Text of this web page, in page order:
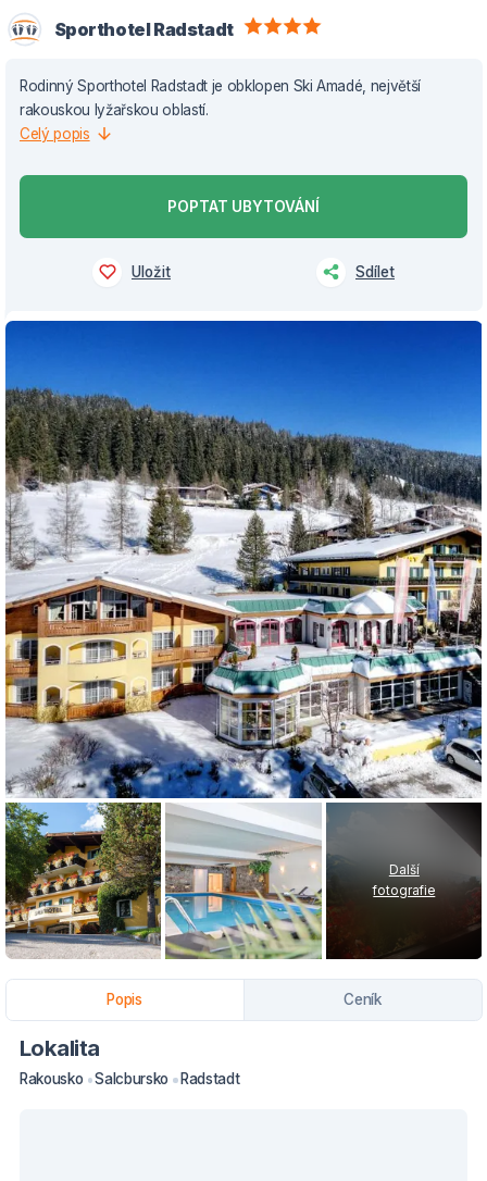
Sporthotel Radstadt
Rodinný Sporthotel Radstadt je obklopen Ski Amadé, největší
rakouskou lyžařskou oblastí.
Celý popis
POPTAT UBYTOVÁNÍ
Uložit Sdílet
Další
fotografie
Popis Ceník
Lokalita
Rakousko Salcbursko Radstadt